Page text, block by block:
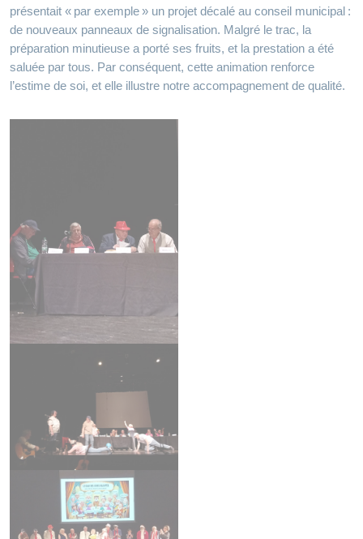
présentait « par exemple » un projet décalé au conseil municipal :
de nouveaux panneaux de signalisation. Malgré le trac, la
préparation minutieuse a porté ses fruits, et la prestation a été
saluée par tous. Par conséquent, cette animation renforce
l’estime de soi, et elle illustre notre accompagnement de qualité.